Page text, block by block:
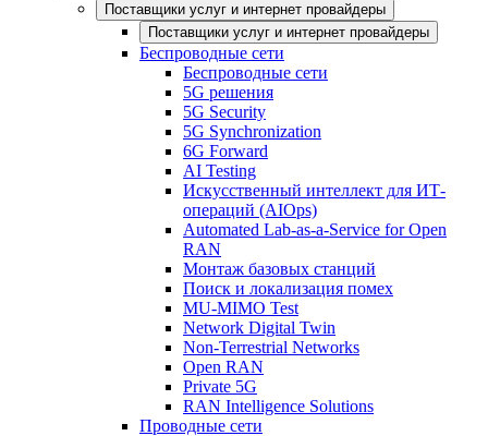
Поставщики услуг и интернет провайдеры
Поставщики услуг и интернет провайдеры
Беспроводные сети
Беспроводные сети
5G решения
5G Security
5G Synchronization
6G Forward
AI Testing
Искусственный интеллект для ИТ-
операций (AIOps)
Automated Lab-as-a-Service for Open
RAN
Монтаж базовых станций
Поиск и локализация помех
MU-MIMO Test
Network Digital Twin
Non-Terrestrial Networks
Open RAN
Private 5G
RAN Intelligence Solutions
Проводные сети